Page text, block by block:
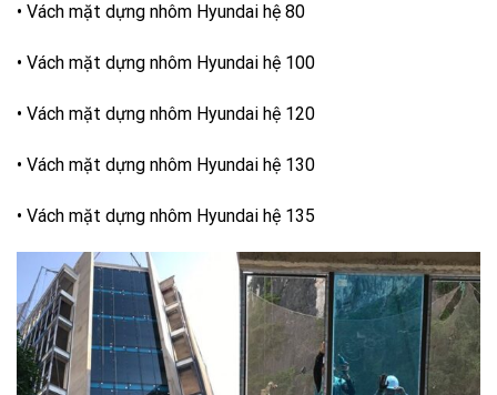
• Vách mặt dựng nhôm Hyundai hệ 80
• Vách mặt dựng nhôm Hyundai hệ 100
• Vách mặt dựng nhôm Hyundai hệ 120
• Vách mặt dựng nhôm Hyundai hệ 130
• Vách mặt dựng nhôm Hyundai hệ 135